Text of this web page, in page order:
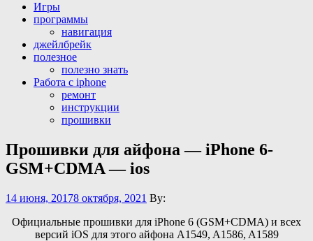
Игры
программы
навигация
джейлбрейк
полезное
полезно знать
Работа с iphone
ремонт
инструкции
прошивки
Прошивки для айфона — iPhone 6-
GSM+CDMA — ios
14 июня, 20178 октября, 2021 By:
Официальные прошивки для iPhone 6 (GSM+CDMA) и всех
версий iOS для этого айфона A1549, A1586, A1589